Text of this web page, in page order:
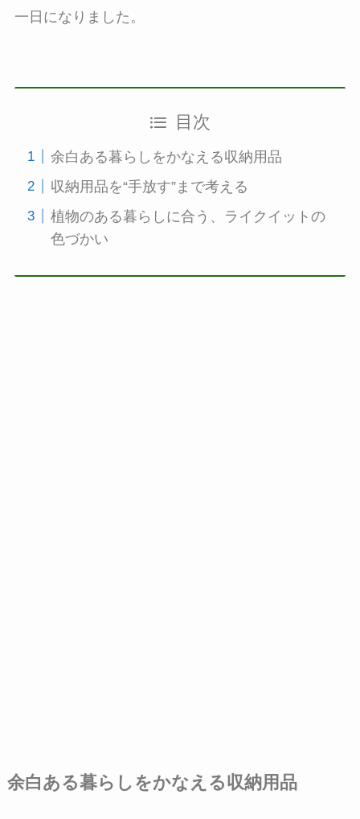
一日になりました。
目次
余白ある暮らしをかなえる収納用品
収納用品を“手放す”まで考える
植物のある暮らしに合う、ライクイットの
色づかい
余白ある暮らしをかなえる収納用品